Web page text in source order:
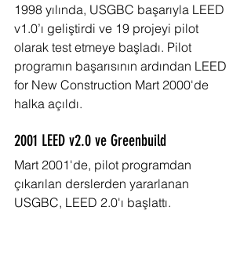
1998 yılında, USGBC başarıyla LEED
v1.0’ı geliştirdi ve 19 projeyi pilot
olarak test etmeye başladı. Pilot
programın başarısının ardından LEED
for New Construction Mart 2000'de
halka açıldı.
2001 LEED v2.0 ve Greenbuild
Mart 2001'de, pilot programdan
çıkarılan derslerden yararlanan
USGBC, LEED 2.0'ı başlattı.